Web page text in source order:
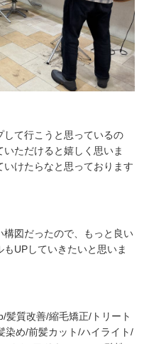
して行こうと思っているの
ただけると嬉しく思いま
けたらなと思っております
図だったので、もっと良い
UPしていきたいと思いま
髪質改善/縮毛矯正/トリート
染め/前髪カット/ハイライト/